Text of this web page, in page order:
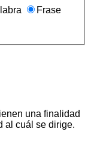
Frase
una finalidad
al cuál se dirige.